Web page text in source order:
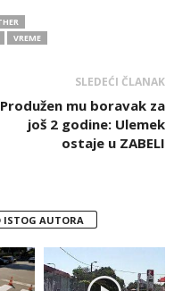
VREME
SLEDEĆI ČLANAK
Produžen mu boravak za
još 2 godine: Ulemek
ostaje u ZABELI
ISTOG AUTORA